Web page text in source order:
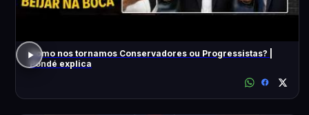
Como nos tornamos Conservadores ou Progressistas? |
Pondé explica